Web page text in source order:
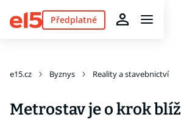
Předplatné
e15.cz Byznys Reality a stavebnictví
Metrostav je o krok